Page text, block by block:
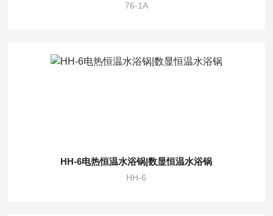
76-1A
HH-6电热恒温水浴锅|数显恒温水浴锅
HH-6